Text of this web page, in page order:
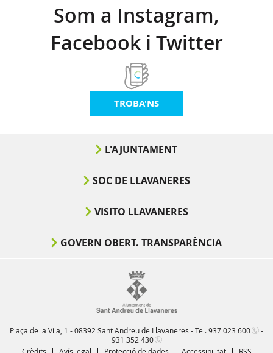
Som a Instagram,
Facebook i Twitter
TROBA'NS
L'AJUNTAMENT
SOC DE LLAVANERES
VISITO LLAVANERES
GOVERN OBERT. TRANSPARÈNCIA
Plaça de la Vila, 1 - 08392 Sant Andreu de Llavaneres - Tel.937 023 600
-
931 352 430